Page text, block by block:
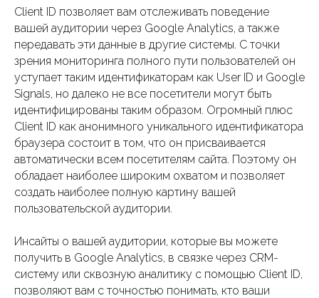
Client ID позволяет вам отслеживать поведение
вашей аудитории через Google Analytics, а также
передавать эти данные в другие системы. С точки
зрения мониторинга полного пути пользователей он
уступает таким идентификаторам как User ID и Google
Signals, но далеко не все посетители могут быть
идентифицированы таким образом. Огромный плюс
Client ID как анонимного уникального идентификатора
браузера состоит в том, что он присваивается
автоматически всем посетителям сайта. Поэтому он
обладает наиболее широким охватом и позволяет
создать наиболее полную картину вашей
пользовательской аудитории.
Инсайты о вашей аудитории, которые вы можете
получить в Google Analytics, в связке через CRM-
систему или сквозную аналитику с помощью Client ID,
позволяют вам с точностью понимать, кто ваши